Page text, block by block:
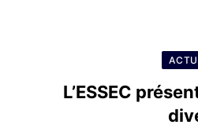
L’ESSEC